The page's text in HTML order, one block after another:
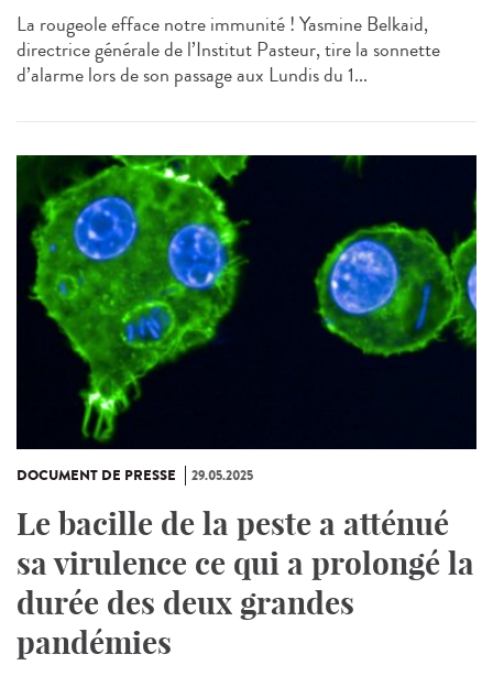
La rougeole efface notre immunité ! Yasmine Belkaid,
directrice générale de l’Institut Pasteur, tire la sonnette
d’alarme lors de son passage aux Lundis du 1...
DOCUMENT DE PRESSE 29.05.2025
Le bacille de la peste a atténué
sa virulence ce qui a prolongé la
durée des deux grandes
pandémies